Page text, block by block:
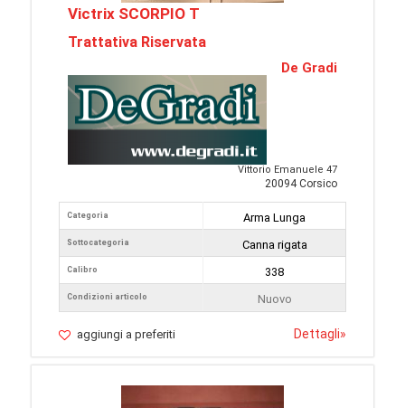
Victrix SCORPIO T
Trattativa Riservata
De Gradi
Vittorio Emanuele 47
20094 Corsico
Categoria
Sottocategoria
Calibro
Condizioni articolo
Arma Lunga
Canna rigata
338
Nuovo
aggiungi a preferiti Dettagli»